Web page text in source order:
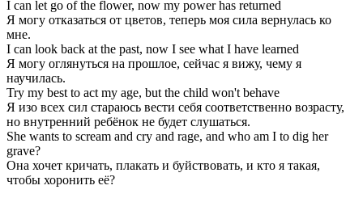
I can let go of the flower, now my power has returned
Я могу отказаться от цветов, теперь моя сила вернулась ко
мне.
I can look back at the past, now I see what I have learned
Я могу оглянуться на прошлое, сейчас я вижу, чему я
научилась.
Try my best to act my age, but the child won't behave
Я изо всех сил стараюсь вести себя соответственно возрасту,
но внутренний ребёнок не будет слушаться.
She wants to scream and cry and rage, and who am I to dig her
grave?
Она хочет кричать, плакать и буйствовать, и кто я такая,
чтобы хоронить её?